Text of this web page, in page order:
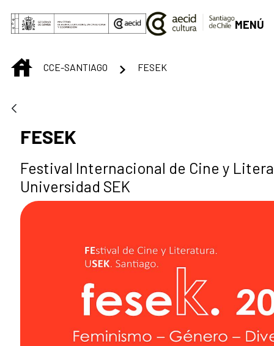
Skip to Main Content
MENÚ
INICIOCCE-SANTIAGO FESEK
FESEK
Festival Internacional de Cine y
Universidad SEK